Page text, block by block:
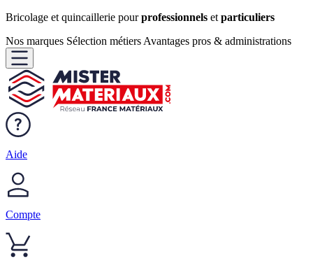
Bricolage et quincaillerie pourprofessionnels et particuliers
Nos marques Sélection métiers Avantages pros & administrations
Aide
Compte